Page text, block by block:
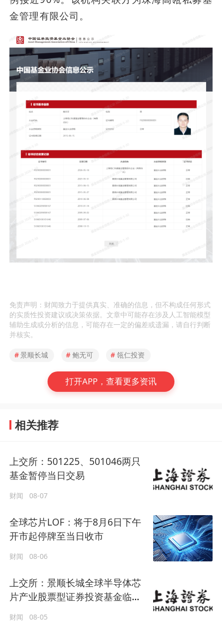
金管理有限公司。
免责声明：财闻致力于提供真实、准确的信息，但不构成任何形式
的实质性投资建议或决策依据。文章中可能存在涉及人工智能模型
辅助生成或分析的信息，可能存在一定的偏差或遗漏，请自行判断
并核实。
#景顺长城 # 鲍无可 # 瓴仁投资
打开APP，查看更多资讯
相关推荐
上交所：501225、501046两只
基金暂停当日交易
财闻 08-07
全球芯片LOF：将于8月6日下午
开市起停牌至当日收市
财闻 08-06
上交所：景顺长城全球半导体芯
片产业股票型证券投资基金临时
财闻 08-05